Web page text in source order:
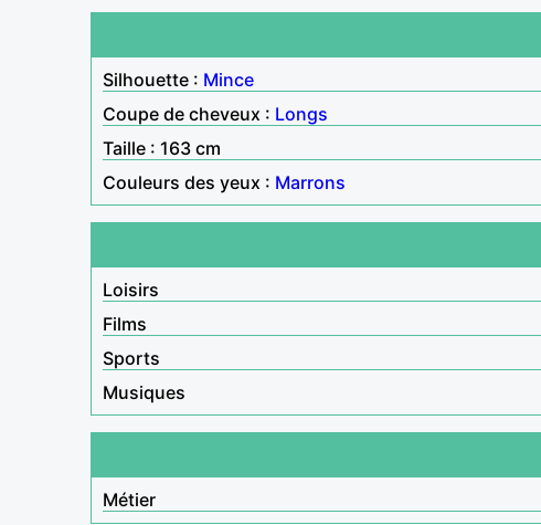
Silhouette : Mince
Coupe de cheveux : Longs
Taille : 163 cm
Couleurs des yeux : Marrons
Loisirs
Films
Sports
Musiques
Métier